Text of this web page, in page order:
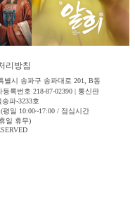
리방침
별시 송파구 송파대로 201, B동
록번호 218-87-02390 | 통신판
파-3233호
(평일 10:00~17:00 / 점심시간
일 휴무)